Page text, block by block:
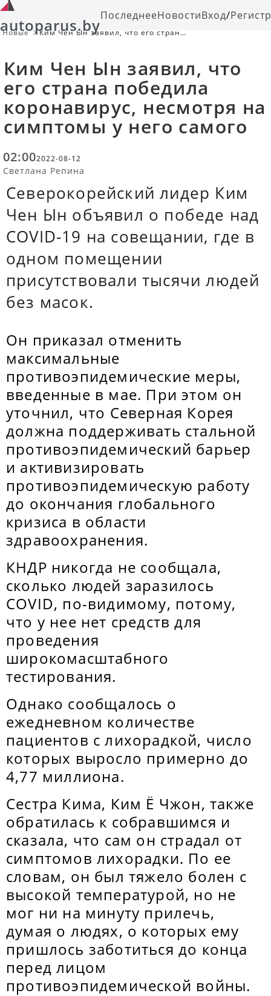
autoparus.byПоследнееНовостиВход/
Новые
Ким Чен Ын заявил, что его страна
Ким Чен Ын заявил, что
его страна победила
коронавирус, несмотря на
симптомы у него самого
02:002022-08-12
Светлана Репина
Северокорейский лидер Ким
Чен Ын объявил о победе над
COVID-19 на совещании, где в
одном помещении
присутствовали тысячи людей
без масок.
Он приказал отменить
максимальные
противоэпидемические меры,
введенные в мае. При этом он
уточнил, что Северная Корея
должна поддерживать стальной
противоэпидемический барьер
и активизировать
противоэпидемическую работу
до окончания глобального
кризиса в области
здравоохранения.
КНДР никогда не сообщала,
сколько людей заразилось
COVID, по-видимому, потому,
что у нее нет средств для
проведения
широкомасштабного
тестирования.
Однако сообщалось о
ежедневном количестве
пациентов с лихорадкой, число
которых выросло примерно до
4,77 миллиона.
Сестра Кима, Ким Ё Чжон, также
обратилась к собравшимся и
сказала, что сам он страдал от
симптомов лихорадки. По ее
словам, он был тяжело болен с
высокой температурой, но не
мог ни на минуту прилечь,
думая о людях, о которых ему
пришлось заботиться до конца
перед лицом
противоэпидемической войны.